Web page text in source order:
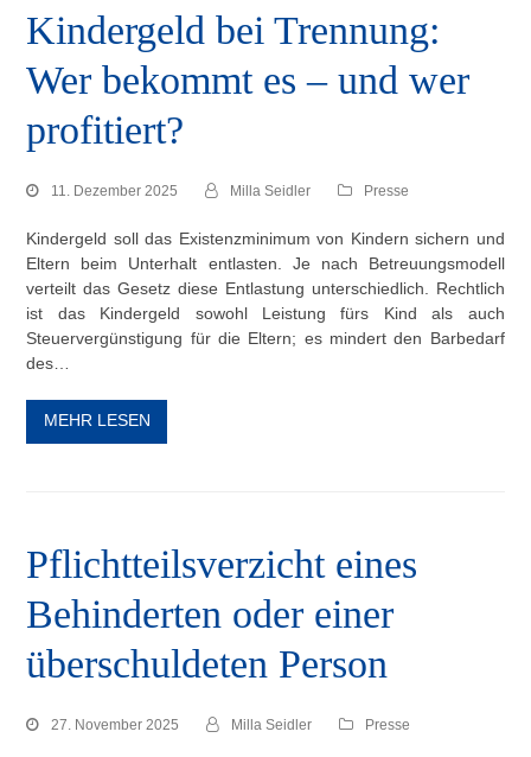
Kindergeld bei Trennung:
Wer bekommt es – und wer
profitiert?
11. Dezember 2025 Milla Seidler Presse
Kindergeld soll das Existenzminimum von Kindern sichern und
Eltern beim Unterhalt entlasten. Je nach Betreuungsmodell
verteilt das Gesetz diese Entlastung unterschiedlich. Rechtlich
ist das Kindergeld sowohl Leistung fürs Kind als auch
Steuervergünstigung für die Eltern; es mindert den Barbedarf
des…
MEHR LESEN
Pflichtteilsverzicht eines
Behinderten oder einer
überschuldeten Person
27. November 2025 Milla Seidler Presse